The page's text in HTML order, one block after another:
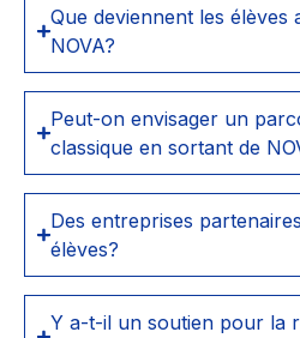
Que deviennent les élèves
NOVA?
Peut-on envisager un
classique en sortant de
Des entreprises
élèves?
Y a-t-il un soutien pour la